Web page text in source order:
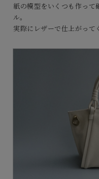
紙の模型をいくつも作っ
ル。
実際にレザーで仕上がって